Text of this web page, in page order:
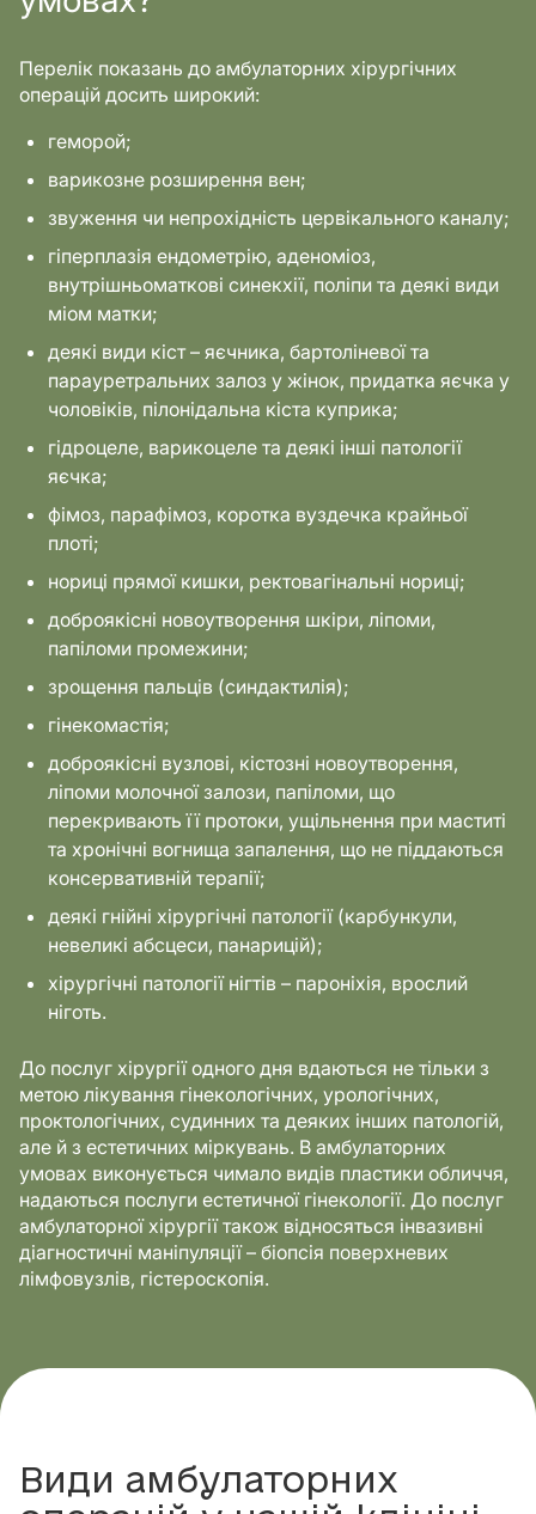
Перелік показань до амбулаторних хірургічних
операцій досить широкий:
геморой;
варикозне розширення вен;
звуження чи непрохідність цервікального каналу;
гіперплазія ендометрію, аденоміоз,
внутрішньоматкові синекхії, поліпи та деякі види
міом матки;
деякі види кіст – яєчника, бартоліневої та
парауретральних залоз у жінок, придатка яєчка у
чоловіків, пілонідальна кіста куприка;
гідроцеле, варикоцеле та деякі інші патології
яєчка;
фімоз, парафімоз, коротка вуздечка крайньої
плоті;
нориці прямої кишки, ректовагінальні нориці;
доброякісні новоутворення шкіри, ліпоми,
папіломи промежини;
зрощення пальців (синдактилія);
гінекомастія;
доброякісні вузлові, кістозні новоутворення,
ліпоми молочної залози, папіломи, що
перекривають її протоки, ущільнення при маститі
та хронічні вогнища запалення, що не піддаються
консервативній терапії;
деякі гнійні хірургічні патології (карбункули,
невеликі абсцеси, панарицій);
хірургічні патології нігтів – пароніхія, врослий
ніготь.
До послуг хірургії одного дня вдаються не тільки з
метою лікування гінекологічних, урологічних,
проктологічних, судинних та деяких інших патологій,
але й з естетичних міркувань. В амбулаторних
умовах виконується чимало видів пластики обличчя,
надаються послуги естетичної гінекології. До послуг
амбулаторної хірургії також відносяться інвазивні
діагностичні маніпуляції – біопсія поверхневих
лімфовузлів, гістероскопія.
Види амбулаторних